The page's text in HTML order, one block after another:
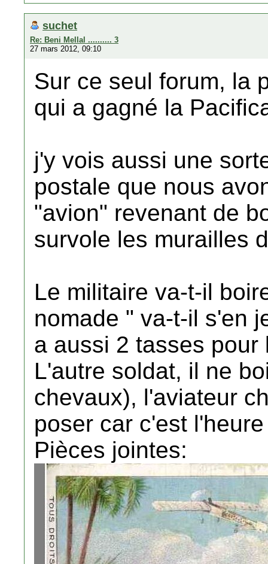
suchet
Re: Beni Mellal .......... 3
27 mars 2012, 09:10
Sur ce seul forum, la
qui a gagné la
j'y vois aussi une
postale que nous
"avion" revenant de
survole les murailles
Le militaire va-t-il
nomade " va-t-il s'en
a aussi 2 tasses pour
L'autre soldat, il ne
chevaux), l'aviateur
poser car c'est
Pièces jointes: